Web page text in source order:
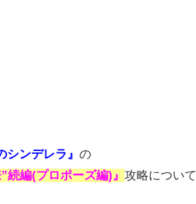
シンデレラ』 の
”続編(プロポーズ編)』 攻略につい